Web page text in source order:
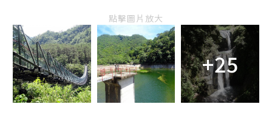
點擊圖片放大
+25